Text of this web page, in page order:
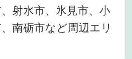
射水市、氷見市、小
南砺市など周辺エリ